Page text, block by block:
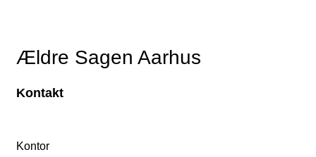
Ældre Sagen Aarhus
Kontakt
Kontor